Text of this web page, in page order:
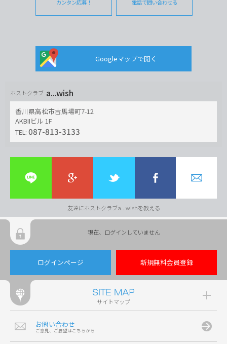
カンタン応募！ 電話で問い合わせる
Googleマップで開く
ホストクラブ a...wish
香川県高松市古馬場町7-12
AKBIIビル 1F
TEL: 087-813-3133
友達にホストクラブa...wishを教える
現在、ログインしていません
ログインページ 新規無料会員登録
サイトマップ
お問い合わせ
ご意見、ご要望はこちらから